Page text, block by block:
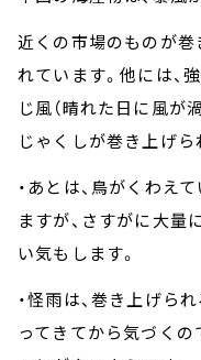
近くの市場のものが
れています。他には、
じ風（晴れた日に風が
じゃくしが巻き上げら
・あとは、鳥がくわえ
ますが、さすがに大量
い気もします。
・怪雨は、巻き上げら
ってきてから気づく